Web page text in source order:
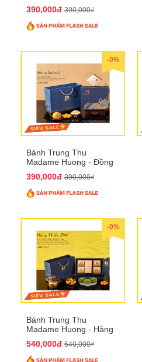
390,000đ 390,000₫
-0%
Bánh Trung Thu
Madame Huong - Đồng
390,000đ 390,000₫
-0%
Bánh Trung Thu
Madame Huong - Hàng
540,000đ 540,000₫